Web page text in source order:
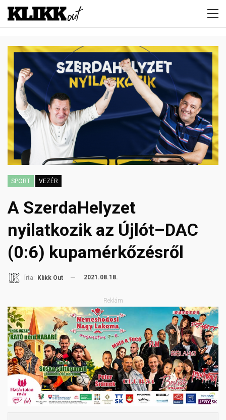
SPORT VEZÉR
A SzerdaHelyzet
nyilatkozik az Újlót–DAC
(0:6) kupamérkőzésről
Írta: Klikk Out 2021.08.18.
Reklám